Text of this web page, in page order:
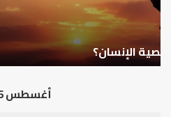
أهم أسباب عدم استجابة الدعاء
أغسطس 2026